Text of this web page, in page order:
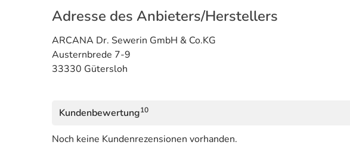
Adresse des Anbieters/Herstellers
ARCANA Dr. Sewerin GmbH & Co.KG
Austernbrede 7-9
33330 Gütersloh
Kundenbewertung10
Noch keine Kundenrezensionen vorhanden.